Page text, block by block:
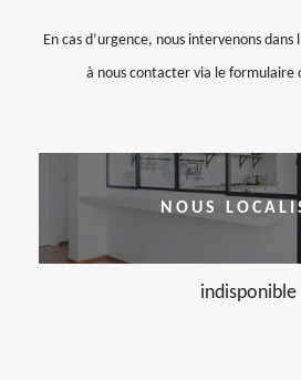
En cas d’urgence, nous intervenons dans
à nous contacter via le formulaire
NOUS
indisponible